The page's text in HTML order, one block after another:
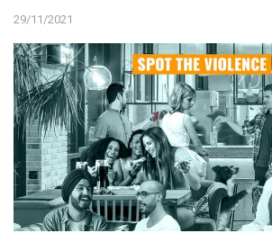
29/11/2021